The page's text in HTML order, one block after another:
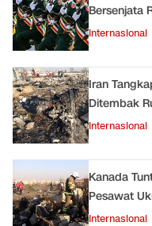
Bersenjata
Internasional
Iran
Ditembak
Internasional
Kanada
Pesawat
Internasional